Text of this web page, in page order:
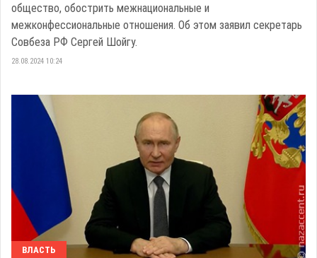
общество, обострить межнациональные и
межконфессиональные отношения. Об этом заявил секретарь
Совбеза РФ Сергей Шойгу.
28.08.2024 10:24
ВЛАСТЬ